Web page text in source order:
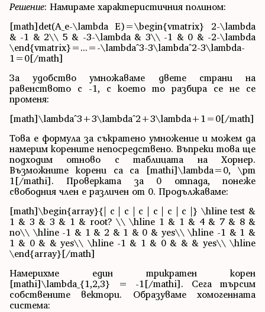
Решение: Намираме характеристичния полином:
[math]det(A_e-\lambda E)=\begin{vmatrix} 2-\lambda
& -1 & 2\\ 5 & -3-\lambda & 3\\ -1 & 0 & -2-\lambda
\end{vmatrix}=...=-\lambda^3-3\lambda^2-3\lambda-
1=0[/math]
За удобство умножаваме двете страни на
равенството с -1, с което то разбира се не се
променя:
[math]\lambda^3+3\lambda^2+3\lambda+1=0[/math]
Това е формула за съкратено умножение и можем да
намерим корените непосредствено. Въпреки това ще
подходим отново с таблицата на Хорнер.
Възможните корени са са [mathi]\lambda=0, \pm
1[/mathi]. Проверката за 0 отпада, понеже
свободния член е различен от 0. Продължаваме:
[math]\begin{array}{| c | c | c | c | c | c |} \hline test &
1 & 3 & 3 & 1 & root? \\ \hline 1 & 1 & 4 & 7 & 8 &
no\\ \hline -1 & 1 & 2 & 1 & 0 & yes\\ \hline -1 & 1 &
1 & 0 & & yes\\ \hline -1 & 1 & 0 & & & yes\\ \hline
\end{array}[/math]
Намерихме един трикратен корен
[mathi]\lambda_{1,2,3} = -1[/mathi]. Сега търсим
собствените вектори. Образуваме хомогенната
система: